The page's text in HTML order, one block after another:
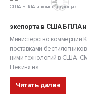
экспорта в США БПЛА
Министерство коммерции
поставками
ними технологий в США.
Пекина на...
Читать далее